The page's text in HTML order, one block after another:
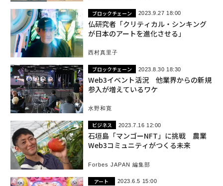
ブロックチェーン 2023.9.27 18:00
仏研究者「クリティカル・シンキング
が日本のアートを進化させる」
西村真里子
ブロックチェーン 2023.8.30 18:30
Web3イベント活況 他業界からの新規
参入が増えているワケ
水野和寛
ビジネス 2023.7.16 12:00
石垣島「マンゴーNFT」に挑戦 農業
Web3コミュニティがつくる未来
Forbes JAPAN 編集部
アート 2023.6.5 15:00